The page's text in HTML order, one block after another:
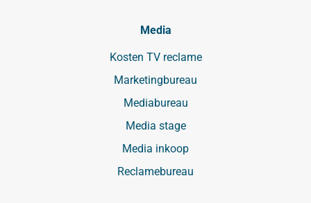
Media
Kosten TV reclame
Marketingbureau
Mediabureau
Media stage
Media inkoop
Reclamebureau